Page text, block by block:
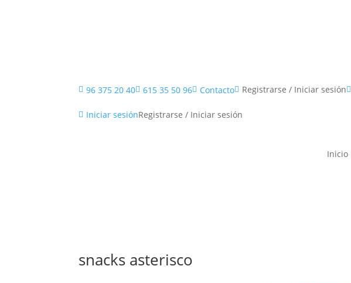
 96 375 20 40 615 35 50 96 Contacto Registrarse / Iniciar sesión 
 Iniciar sesiónRegistrarse / Iniciar sesión
Inicio
snacks asterisco